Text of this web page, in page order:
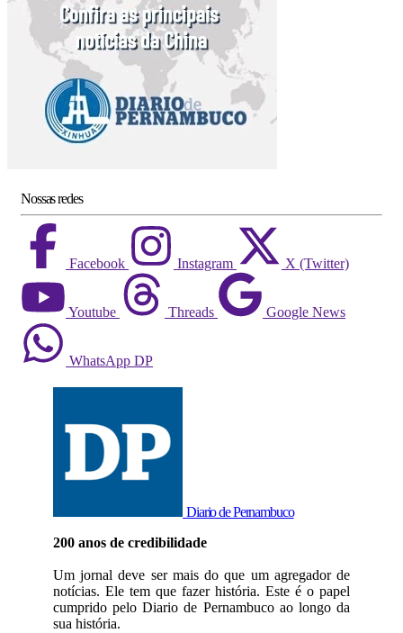
Nossas redes
Facebook Instagram X (Twitter)
Youtube Threads Google News
WhatsApp DP
Diario de Pernambuco
200 anos de credibilidade
Um jornal deve ser mais do que um agregador de
notícias. Ele tem que fazer história. Este é o papel
cumprido pelo Diario de Pernambuco ao longo da
sua história.